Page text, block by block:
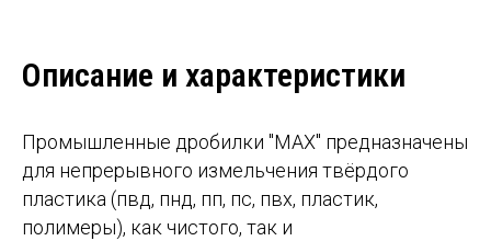
Описание и характеристики
Промышленные дробилки "MAX" предназначены
для непрерывного измельчения твёрдого
пластика (пвд, пнд, пп, пс, пвх, пластик,
полимеры), как чистого, так и